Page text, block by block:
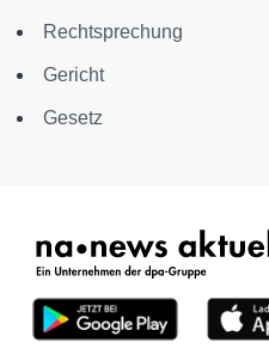
Rechtsprechung
Gericht
Gesetz